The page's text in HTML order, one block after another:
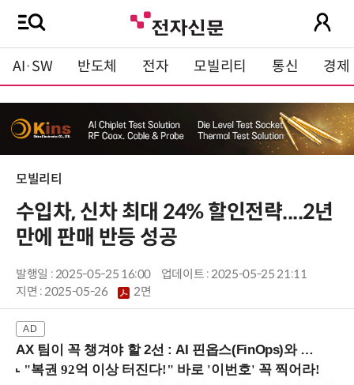
AI·SW 반도체 전자 모빌리티 통신 경제
모빌리티
수입차, 신차 최대 24% 할인전략....2년
만에 판매 반등 성공
발행일 : 2025-05-25 16:00
업데이트 : 2025-05-25 21:11
지면 :2025-05-26 2면
AX 팀이 꼭 챙겨야 할 2선 : AI 핀옵스(FinOps)와 토큰 거버넌스 (8/21 잠실역)